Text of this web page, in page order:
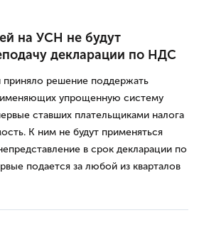
на УСН не будут
декларации по НДС
приняло решение поддержать
упрощенную систему
ставших плательщиками налога
К ним не будут применяться
в срок декларации по
подается за любой из кварталов